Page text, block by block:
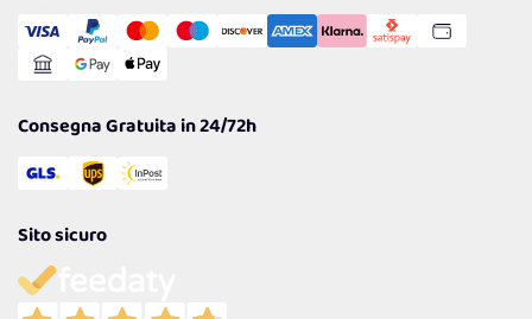
Gestisci Cookie
Reso Facile e Veloce
Consegna Gratuita in 24/72h
Sito sicuro